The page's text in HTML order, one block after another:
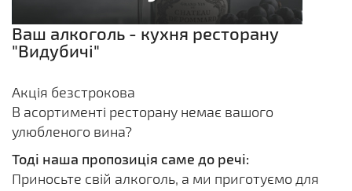
Ваш алкоголь - кухня ресторану
"Видубичі"
Акція безстрокова
В асортименті ресторану немає вашого
улюбленого вина?
Тоді наша пропозиція саме до речі:
Приносьте свій алкоголь, а ми приготуємо для